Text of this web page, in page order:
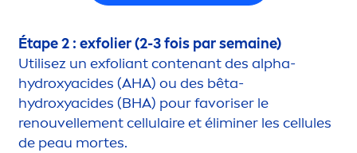
Étape 2 : exfolier (2-3 fois par semaine)
Utilisez un exfoliant contenant des alpha-
hydroxyacides (AHA) ou des bêta-
hydroxyacides (BHA) pour favoriser le
renouvellement cellulaire et éliminer les cellules
de peau mortes.